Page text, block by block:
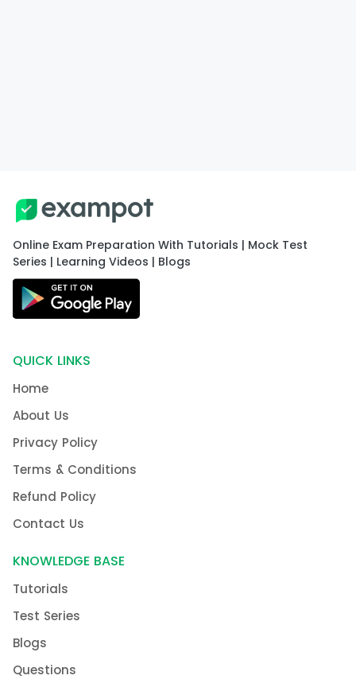
Online Exam Preparation With Tutorials | Mock Test
Series | Learning Videos | Blogs
QUICK LINKS
Home
About Us
Privacy Policy
Terms & Conditions
Refund Policy
Contact Us
KNOWLEDGE BASE
Tutorials
Test Series
Blogs
Questions